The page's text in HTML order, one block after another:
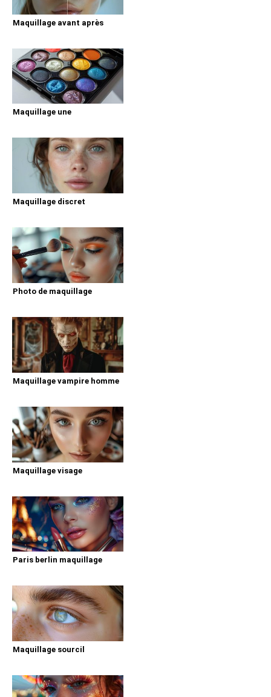
Maquillage avant après
Maquillage une
Maquillage discret
Photo de maquillage
Maquillage vampire homme
Maquillage visage
Paris berlin maquillage
Maquillage sourcil